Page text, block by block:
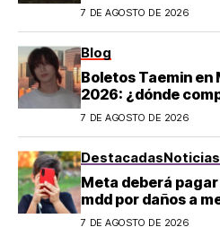
7 DE AGOSTO DE 2026
Blog
Boletos Taemin en
2026: ¿dónde
7 DE AGOSTO DE 2026
Destacadas
Meta deberá
mdd por daños a
7 DE AGOSTO DE 2026